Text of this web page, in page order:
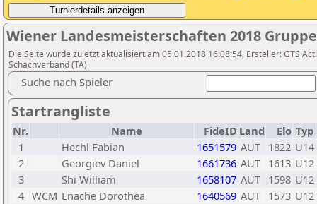
Wiener Landesmeisterschaften 2018
Die Seite wurde zuletzt aktualisiert am 05.01.2018 16:08:54, Ersteller: GTS
Schachverband (TA)
Suche nach Spieler
Startrangliste
Nr. Name FideID Land Elo Typ
1
Hechl Fabian 1651579 AUT 1822 U14
2
Georgiev Daniel 1661736 AUT 1613 U12
3
Shi William 1658107 AUT 1598 U12
4 WCM Enache Dorothea 1640569 AUT 1573 U12